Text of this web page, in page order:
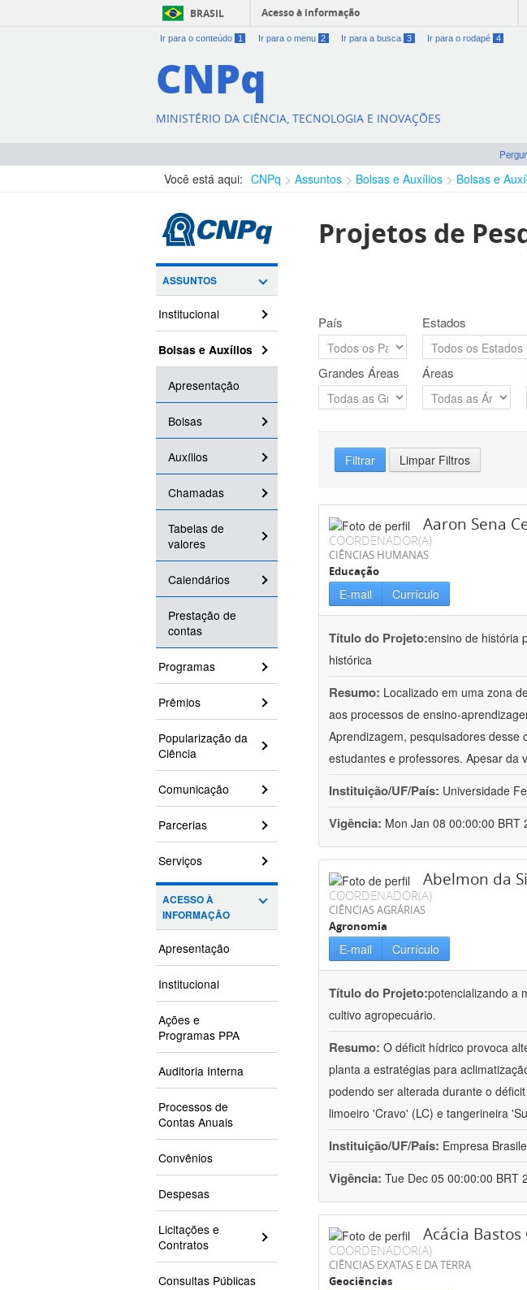
BRASIL Acesso à informação
Ir para o conteúdo 1 Ir para o menu 2 Ir para a busca 3 Ir para o rodapé 4
CNPq
MINISTÉRIO DA CIÊNCIA, TECNOLOGIA E INOVAÇÕES
Você está aqui: CNPq Assuntos Bolsas e Auxílios Bolsas e
ASSUNTOS
Institucional
Bolsas e Auxílios
Apresentação
Bolsas
Auxílios
Chamadas
Tabelas de
valores
Calendários
Prestação de
contas
Programas
Prêmios
Popularização da
Ciência
Comunicação
Parcerias
Serviços
ACESSO À
INFORMAÇÃO
Apresentação
Institucional
Ações e
Programas PPA
Auditoria Interna
Processos de
Contas Anuais
Convênios
Despesas
Licitações e
Contratos
Consultas Públicas
Projetos de
País Estados
Grandes Áreas Áreas
Filtrar Limpar Filtros
Aaron Sena
COORDENADOR(A)
CIÊNCIAS HUMANAS
Educação
E-mail Currículo
Título do Projeto:ensino de história
histórica
Resumo: Localizado em uma zona
aos processos de ensino-
Aprendizagem, pesquisadores
estudantes e professores. Apesar da
Instituição/UF/País: Universidade
Vigência: Mon Jan 08 00:00:00 BRT
Abelmon da
COORDENADOR(A)
CIÊNCIAS AGRÁRIAS
Agronomia
E-mail Currículo
Título do Projeto:potencializando a
cultivo agropecuário.
Resumo: O déficit hídrico provoca
planta a estratégias para
podendo ser alterada durante o
limoeiro 'Cravo' (LC) e tangerineira
Instituição/UF/País: Empresa
Vigência: Tue Dec 05 00:00:00 BRT
Acácia
COORDENADOR(A)
CIÊNCIAS EXATAS E DA TERRA
Geociências